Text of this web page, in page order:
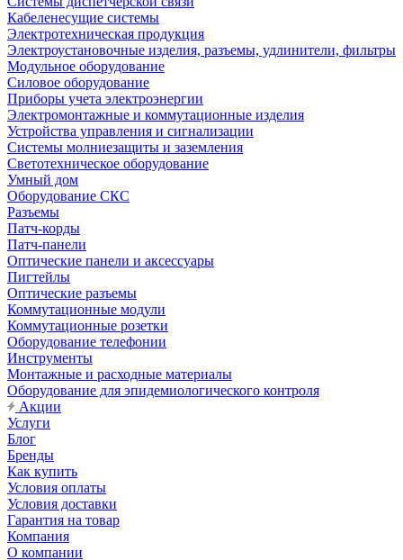
Кабеленесущие системы
Электротехническая продукция
Электроустановочные изделия, разъемы, удлинители, фильтры
Модульное оборудование
Силовое оборудование
Приборы учета электроэнергии
Электромонтажные и коммутационные изделия
Устройства управления и сигнализации
Системы молниезащиты и заземления
Светотехническое оборудование
Умный дом
Оборудование СКС
Разъемы
Патч-корды
Патч-панели
Оптические панели и аксессуары
Пигтейлы
Оптические разъемы
Коммутационные модули
Коммутационные розетки
Оборудование телефонии
Инструменты
Монтажные и расходные материалы
Оборудование для эпидемиологического контроля
Акции
Услуги
Блог
Бренды
Как купить
Условия оплаты
Условия доставки
Гарантия на товар
Компания
О компании